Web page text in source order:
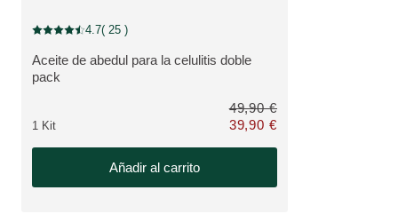
OFERTAS ESPECIALES, Descuento
VER PRODUCTO:
Aceite de abedul para la celulitis doble
pack
Puntuación: 4.7 / 5 estrellas 25 valoraciones de usuarios
4.7( 25 )
1 Kit
49,90 €
39,90 €
Añadir al carrito